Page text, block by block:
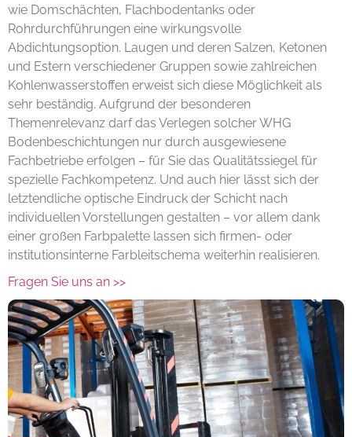
wie Domschächten, Flachbodentanks oder
Rohrdurchführungen eine wirkungsvolle
Abdichtungsoption. Laugen und deren Salzen, Ketonen
und Estern verschiedener Gruppen sowie zahlreichen
Kohlenwasserstoffen erweist sich diese Möglichkeit als
sehr beständig. Aufgrund der besonderen
Themenrelevanz darf das Verlegen solcher WHG
Bodenbeschichtungen nur durch ausgewiesene
Fachbetriebe erfolgen – für Sie das Qualitätssiegel für
spezielle Fachkompetenz. Und auch hier lässt sich der
letztendliche optische Eindruck der Schicht nach
individuellen Vorstellungen gestalten – vor allem dank
einer großen Farbpalette lassen sich firmen- oder
institutionsinterne Farbleitschema weiterhin realisieren.
Fragen Sie uns an >>